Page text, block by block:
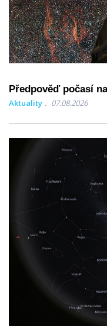
Předpověď počasí
Aktuality 07.08.2026